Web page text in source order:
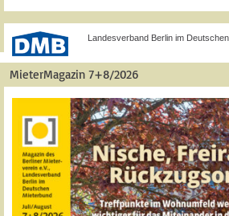
Landesverband Berlin im
MieterMagazin 7+8/2026